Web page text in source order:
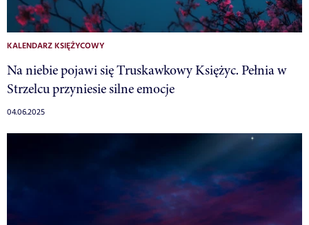
KALENDARZ KSIĘŻYCOWY
Na niebie pojawi się Truskawkowy Księżyc. Pełnia w
Strzelcu przyniesie silne emocje
04.06.2025